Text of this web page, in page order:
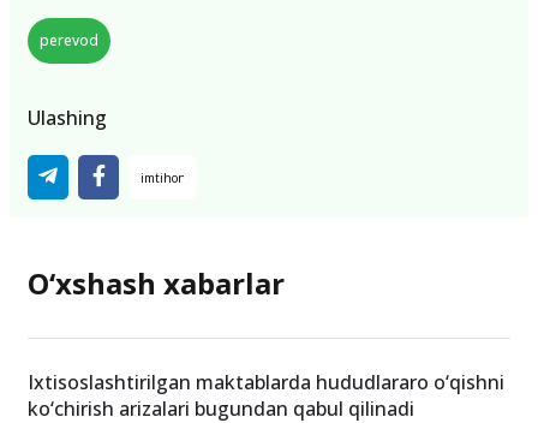
perevod
Ulashing
O‘xshash xabarlar
Ixtisoslashtirilgan maktablarda hududlararo o‘qishni
ko‘chirish arizalari bugundan qabul qilinadi